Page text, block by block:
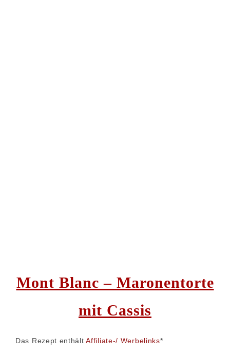
Mont Blanc – Maronentorte
mit Cassis
Das Rezept enthältAffiliate-/ Werbelinks*